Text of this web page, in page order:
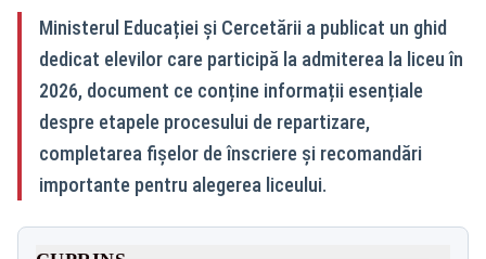
Ministerul Educației și Cercetării a publicat un ghid
dedicat elevilor care participă la admiterea la liceu în
2026, document ce conține informații esențiale
despre etapele procesului de repartizare,
completarea fișelor de înscriere și recomandări
importante pentru alegerea liceului.